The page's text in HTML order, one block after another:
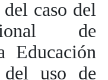
caso del
de
Educación
uso de